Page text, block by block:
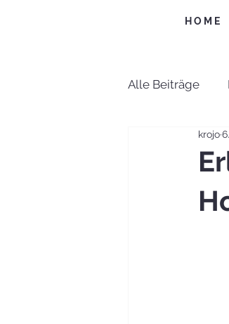
HOME
Alle Beiträge
Bildung
Gesunde
krojo